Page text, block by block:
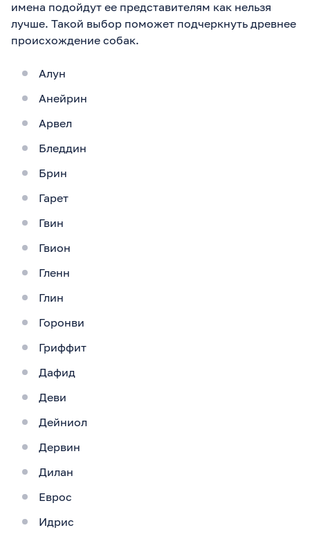
имена подойдут ее представителям как нельзя
лучше. Такой выбор поможет подчеркнуть древнее
происхождение собак.
Алун
Анейрин
Арвел
Бледдин
Брин
Гарет
Гвин
Гвион
Гленн
Глин
Горонви
Гриффит
Дафид
Деви
Дейниол
Дервин
Дилан
Еврос
Идрис